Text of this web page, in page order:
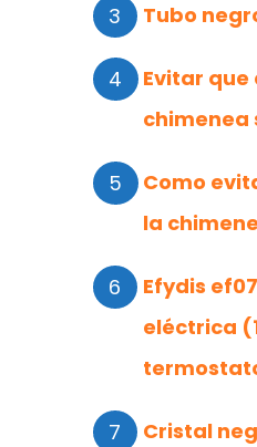
Tubo
Evitar que
chimenea
Como
la
Efydis
eléctrica
Cristal